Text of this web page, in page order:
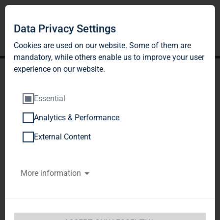
TAG Immobilien AG:
neuen Aktien durch
Ausübung von
Bezugsrechten im Rahmen
Data Privacy Settings
Cookies are used on our website. Some of them are
mandatory, while others enable us to improve your user
experience on our website.
Essential
Analytics & Performance
External Content
More information